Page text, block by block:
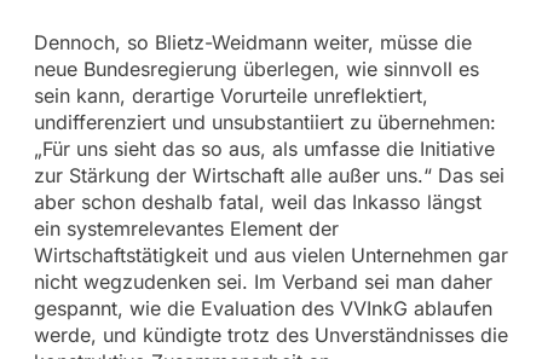
Dennoch, so Blietz-Weidmann weiter, müsse die
neue Bundesregierung überlegen, wie sinnvoll es
sein kann, derartige Vorurteile unreflektiert,
undifferenziert und unsubstantiiert zu übernehmen:
„Für uns sieht das so aus, als umfasse die Initiative
zur Stärkung der Wirtschaft alle außer uns.“ Das sei
aber schon deshalb fatal, weil das Inkasso längst
ein systemrelevantes Element der
Wirtschaftstätigkeit und aus vielen Unternehmen gar
nicht wegzudenken sei. Im Verband sei man daher
gespannt, wie die Evaluation des VVInkG ablaufen
werde, und kündigte trotz des Unverständnisses die